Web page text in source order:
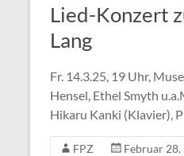
Lied-Konzert
Lang
Fr. 14.3.25, 19 Uhr,
Hensel, Ethel Smyth
Hikaru Kanki (Klavier),
FPZ Februar 28,